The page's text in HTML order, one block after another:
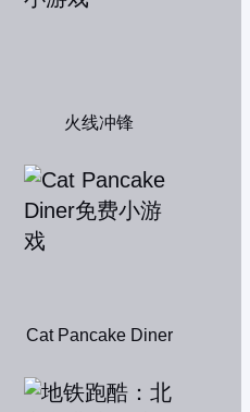
火线冲锋
Cat Pancake Diner